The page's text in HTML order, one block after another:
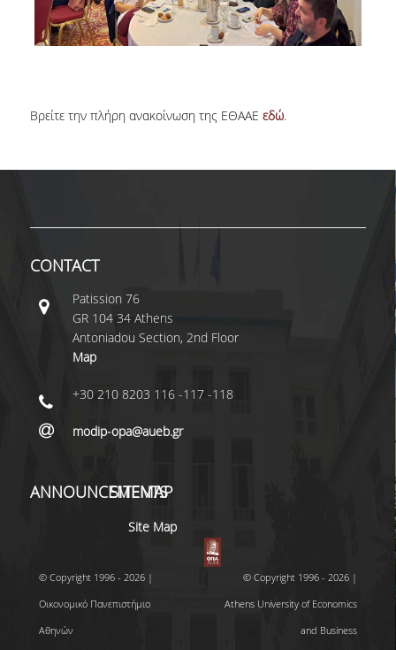
Βρείτε την πλήρη ανακοίνωση της ΕΘΑΑΕ εδώ.
CONTACT
Patissiοn 76
GR 104 34 Athens
Antoniadou Section, 2nd Floor
Map
+30 210 8203 116 -117 -118
modip-opa@aueb.gr
ANNOUNCEMENTS
SITEMAP
Site Map
© Copyright 1996 - 2026 |
Οικονομικό Πανεπιστήμιο
Αθηνών
© Copyright 1996 - 2026 |
Athens University of Economics
and Business